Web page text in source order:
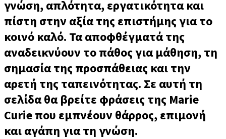
γνώση, απλότητα, εργατικότητα και
πίστη στην αξία της επιστήμης για το
κοινό καλό. Τα αποφθέγματά της
αναδεικνύουν το πάθος για μάθηση, τη
σημασία της προσπάθειας και την
αρετή της ταπεινότητας. Σε αυτή τη
σελίδα θα βρείτε φράσεις της Marie
Curie που εμπνέουν θάρρος, επιμονή
και αγάπη για τη γνώση.